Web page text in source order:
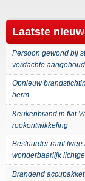
Laatste
Persoon gewond bij
verdachte
Opnieuw
berm
Keukenbrand in flat
rookontwikkeling
Bestuurder ramt
wonderbaarlijk
Brandend